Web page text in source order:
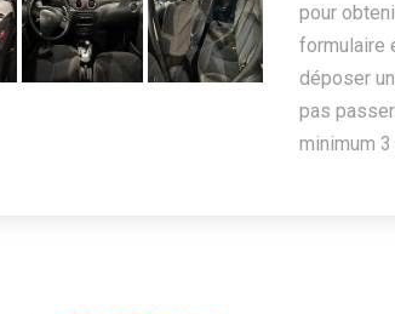
pour
formulaire
déposer
pas
minimum